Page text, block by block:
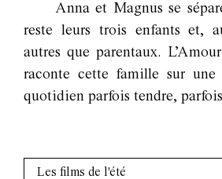
Anna et Magnus se
reste leurs trois enfants et,
autres que parentaux.
raconte cette famille sur une
quotidien parfois tendre,